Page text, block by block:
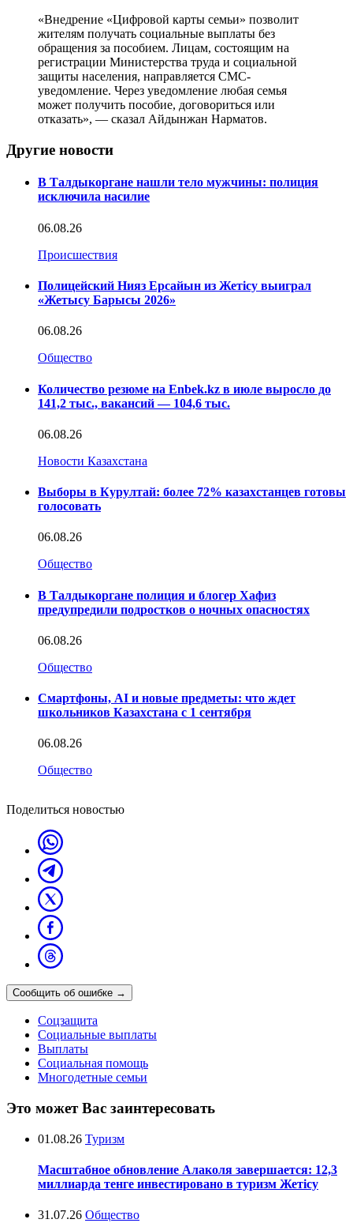
«Внедрение «Цифровой карты семьи» позволит
жителям получать социальные выплаты без
обращения за пособием. Лицам, состоящим на
регистрации Министерства труда и социальной
защиты населения, направляется СМС-
уведомление. Через уведомление любая семья
может получить пособие, договориться или
отказать», — сказал Айдынжан Нарматов.
Другие новости
В Талдыкоргане нашли тело мужчины: полиция
исключила насилие
06.08.26
Происшествия
Полицейский Нияз Ерсайын из Жетісу выиграл
«Жетысу Барысы 2026»
06.08.26
Общество
Количество резюме на Enbek.kz в июле выросло до
141,2 тыс., вакансий — 104,6 тыс.
06.08.26
Новости Казахстана
Выборы в Курултай: более 72% казахстанцев готовы
голосовать
06.08.26
Общество
В Талдыкоргане полиция и блогер Хафиз
предупредили подростков о ночных опасностях
06.08.26
Общество
Смартфоны, AI и новые предметы: что ждет
школьников Казахстана с 1 сентября
06.08.26
Общество
Поделиться новостью
Сообщить об ошибке →
Соцзащита
Социальные выплаты
Выплаты
Социальная помощь
Многодетные семьи
Это может Вас заинтересовать
01.08.26 Туризм
Масштабное обновление Алаколя завершается: 12,3
миллиарда тенге инвестировано в туризм Жетісу
31.07.26 Общество